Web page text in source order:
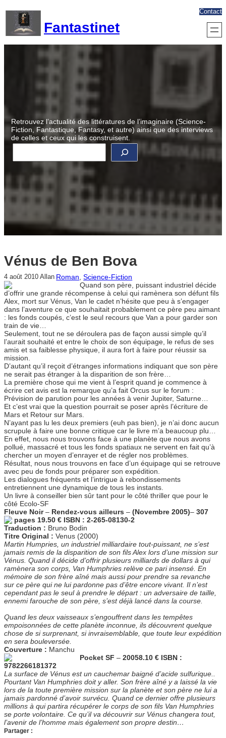
contenu
Fantastinet
Contact
Retrouvez l’actualité des littératures de l’imaginaire (Science-
Fiction, Fantastique, Fantasy, et autre) ainsi que des interviews
de celles et ceux qui les construisent.
R
c
h
Vénus de Ben Bova
4 août 2010 Allan Roman, Science-Fiction
Quand son père, puissant industriel décide
d’offrir une grande récompense à celui qui ramènera son défunt fils
Alex, mort sur Vénus, Van le cadet n’hésite que peu à s’engager
dans l’aventure ce que souhaitait probablement ce père peu aimant
: les fonds coupés, c’est le seul recours que Van a pour garder son
train de vie…
Seulement, tout ne se déroulera pas de façon aussi simple qu’il
l’aurait souhaité et entre le choix de son équipage, le refus de ses
amis et sa faiblesse physique, il aura fort à faire pour réussir sa
mission.
D’autant qu’il reçoit d’étranges informations indiquant que son père
ne serait pas étranger à la disparition de son frère…
La première chose qui me vient à l’esprit quand je commence à
écrire cet avis est la remarque qu’a fait Orcus sur le forum :
Prévision de parution pour les années à venir Jupiter, Saturne…
Et c’est vrai que la question pourrait se poser après l’écriture de
Mars et Retour sur Mars.
N’ayant pas lu les deux premiers (euh pas bien), je n’ai donc aucun
scrupule à faire une bonne critique car le livre m’a beaucoup plu…
En effet, nous nous trouvons face à une planète que nous avons
pollué, massacré et tous les fonds spatiaux ne servent en fait qu’à
chercher un moyen d’enrayer et de régler nos problèmes.
Résultat, nous nous trouvons en face d’un équipage qui se retrouve
avec peu de fonds pour préparer son expédition.
Les dialogues fréquents et l’intrigue à rebondissements
entretiennent une dynamique de tous les instants.
Un livre à conseiller bien sûr tant pour le côté thriller que pour le
côté Ecolo-SF
Fleuve Noir– Rendez-vous ailleurs – (Novembre 2005)– 307
pages 19.50 € ISBN : 2-265-08130-2
Traduction : Bruno Bodin
Titre Original : Venus (2000)
Martin Humpries, un industriel milliardaire tout-puissant, ne s’est
jamais remis de la disparition de son fils Alex lors d’une mission sur
Vénus. Quand il décide d’offrir plusieurs milliards de dollars à qui
ramènera son corps, Van Humphries relève ce pari insensé. En
mémoire de son frère aîné mais aussi pour prendre sa revanche
sur ce père qui ne lui pardonne pas d’être encore vivant. Il n’est
cependant pas le seul à prendre le départ : un adversaire de taille,
ennemi farouche de son père, s’est déjà lancé dans la course.
Quand les deux vaisseaux s’engouffrent dans les tempêtes
empoisonnées de cette planète inconnue, ils découvrent quelque
chose de si surprenant, si invraisemblable, que toute leur expédition
en sera bouleversée.
Couverture : Manchu
Pocket SF – 20058.10 € ISBN :
9782266181372
La surface de Vénus est un cauchemar baigné d’acide sulfurique..
Pourtant Van Humphries doit y aller. Son frère aîné y a laissé la vie
lors de la toute première mission sur la planète et son père ne lui a
jamais pardonné d’avoir survécu. Quand ce dernier offre plusieurs
millions à qui partira récupérer le corps de son fils Van Humphries
se porte volontaire. Ce qu’il va découvrir sur Vénus changera tout,
l’avenir de l’homme mais également son propre destin…
Partager :